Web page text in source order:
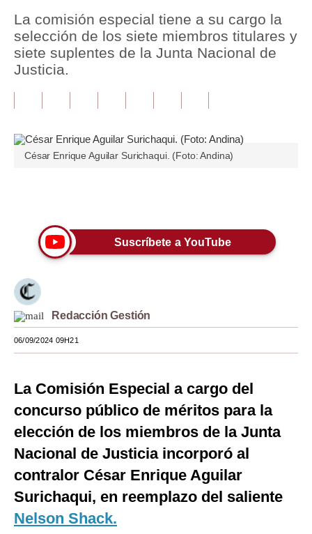
Política
Tu Dinero
Finanzas Personales
Opinión
Blogs
Lujo
Viajes
Mundo
EEUU
México
España
Internacional
La comisión especial tiene a su cargo la
selección de los siete miembros titulares y
siete suplentes de la Junta Nacional de
Justicia.
César Enrique Aguilar Surichaqui. (Foto: Andina)
Suscríbete a YouTube
Redacción Gestión
06/09/2024 09H21
La Comisión Especial a cargo del
concurso público de méritos para la
elección de los miembros de la Junta
Nacional de Justicia incorporó al
contralor César Enrique Aguilar
Surichaqui, en reemplazo del saliente
Nelson Shack.